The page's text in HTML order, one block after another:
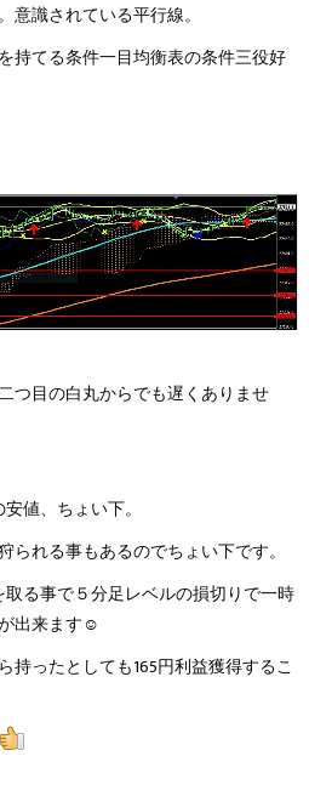
識されている平行線。
持てる条件一目均衡表の条件三役好
つ目の白丸からでも遅くありませ
値、ちょい下。
れる事もあるのでちょい下です。
る事で５分足レベルの損切りで一時
出来ます☺
持ったとしても165円利益獲得するこ